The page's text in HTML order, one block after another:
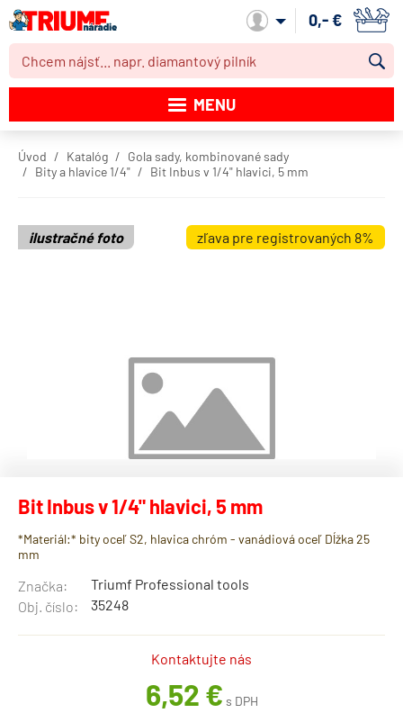
Môj účet
0,- €
MENU
Akcie
Úvod Katalóg
Gola sady, kombinované sady
Bity a hlavice 1/4"
Bit Inbus v 1/4" hlavici, 5 mm
zľava pre registrovaných 8%
ilustračné foto
Bit Inbus v 1/4" hlavici, 5 mm
*Materiál:* bity oceľ S2, hlavica chróm - vanádiová oceľ Dĺžka 25
mm
Značka:
Triumf Professional tools
Obj. číslo:
35248
Kontaktujte nás
6,52 € s DPH